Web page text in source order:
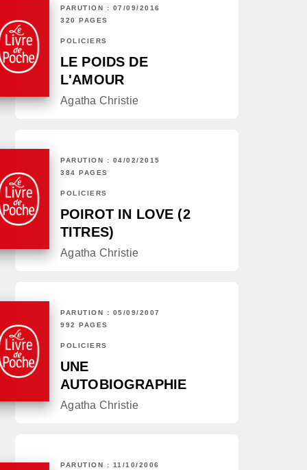
PARUTION : 07/09/2016
320 PAGES
POLICIERS
LE POIDS DE
L'AMOUR
Agatha Christie
PARUTION : 04/02/2015
384 PAGES
POLICIERS
POIROT IN LOVE (2
TITRES)
Agatha Christie
PARUTION : 05/09/2007
992 PAGES
POLICIERS
UNE
AUTOBIOGRAPHIE
Agatha Christie
PARUTION : 11/10/2006